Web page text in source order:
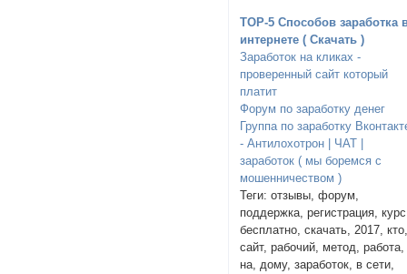
TOP-5 Способов заработка
интернете ( Скачать )
Заработок на кликах -
проверенный сайт который
платит
Форум по заработку денег
Группа по заработку
- Антилохотрон | ЧАТ |
заработок ( мы боремся с
мошенничеством )
Теги: отзывы, форум,
поддержка, регистрация,
бесплатно, скачать, 2017,
сайт, рабочий, метод, работа,
на, дому, заработок, в сети,